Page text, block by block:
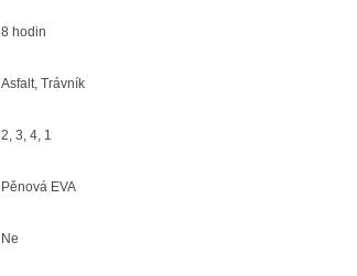
8 hodin
Asfalt, Trávník
2, 3, 4, 1
Pěnová EVA
Ne